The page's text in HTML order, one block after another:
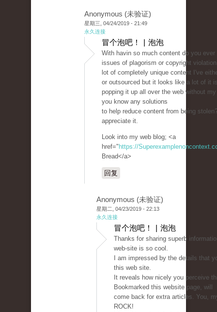
Anonymous (未验证)
星期三, 04/24/2019 - 21:49
永久连接
冒个泡吧！ | 泡泡
With havin so much content do you ever
issues of plagorism or copyright
lot of completely unique content I've
or outsourced but it looks like a lot of it
popping it up all over the web without
you know any solutions
to help reduce content from being
appreciate it.
Look into my web blog; <a
href=" https://
Bread</a>
回复
Anonymous (未验证)
星期二, 04/23/2019 - 22:13
永久连接
冒个泡吧！ | 泡泡
Thanks for sharing superb
web-site is so cool.
I am impressed by the details that
this web site.
It reveals how nicely you perceive
Bookmarked this website page, will
come back for extra articles. You,
ROCK!